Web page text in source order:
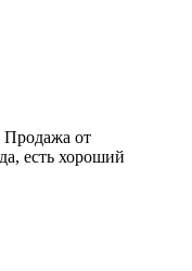
Продажа от
есть хороший